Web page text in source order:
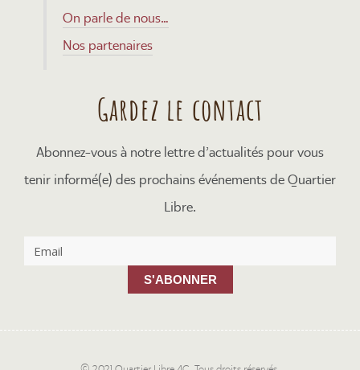
On parle de nous…
Nos partenaires
Gardez le contact
Abonnez-vous à notre lettre d’actualités pour vous
tenir informé(e) des prochains événements de Quartier
Libre.
S'ABONNER